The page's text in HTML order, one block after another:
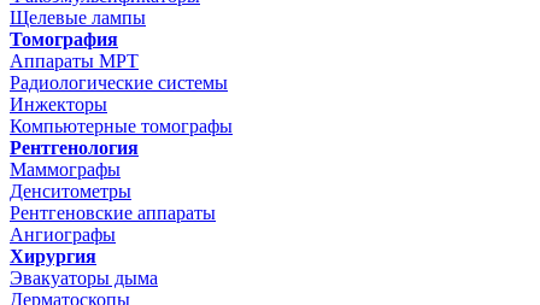
Щелевые лампы
Томография
Аппараты МРТ
Радиологические системы
Инжекторы
Компьютерные томографы
Рентгенология
Маммографы
Денситометры
Рентгеновские аппараты
Ангиографы
Хирургия
Эвакуаторы дыма
Дерматоскопы